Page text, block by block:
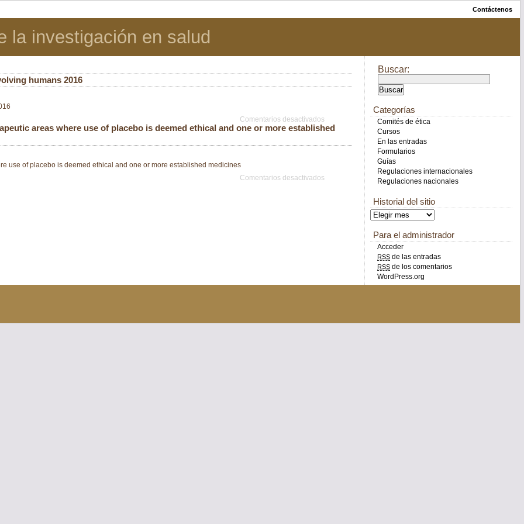
Contáctenos
la investigación en salud
humans 2016
Comentarios desactivados
areas where use of placebo is deemed ethical and one or more established
use of placebo is deemed ethical and one or more established medicines
Comentarios desactivados
Buscar:
Categorías
Comités de ética
Cursos
En las entradas
Formularios
Guías
Regulaciones internacionales
Regulaciones nacionales
Historial del sitio
Para el administrador
Acceder
RSS de las entradas
RSS de los comentarios
WordPress.org